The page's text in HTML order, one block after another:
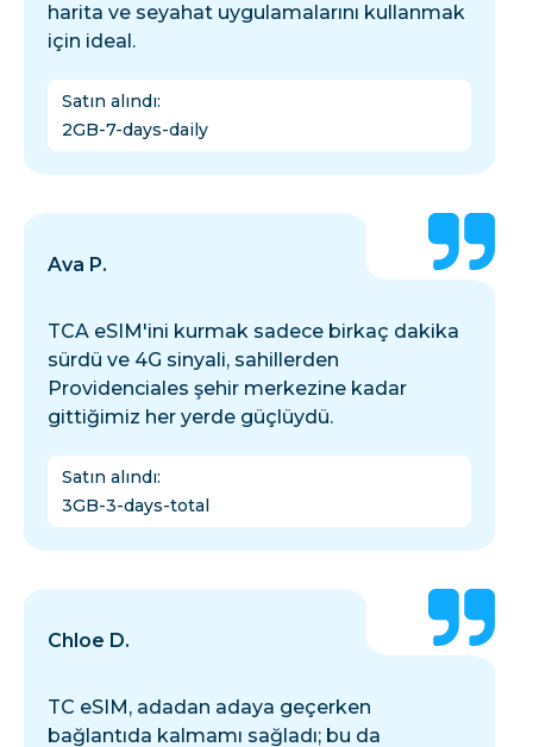
harita ve seyahat uygulamalarını kullanmak
için ideal.
Satın alındı:
2GB-7-days-daily
Ava P.
TCA eSIM'ini kurmak sadece birkaç dakika
sürdü ve 4G sinyali, sahillerden
Providenciales şehir merkezine kadar
gittiğimiz her yerde güçlüydü.
Satın alındı:
3GB-3-days-total
Chloe D.
TC eSIM, adadan adaya geçerken
bağlantıda kalmamı sağladı; bu da